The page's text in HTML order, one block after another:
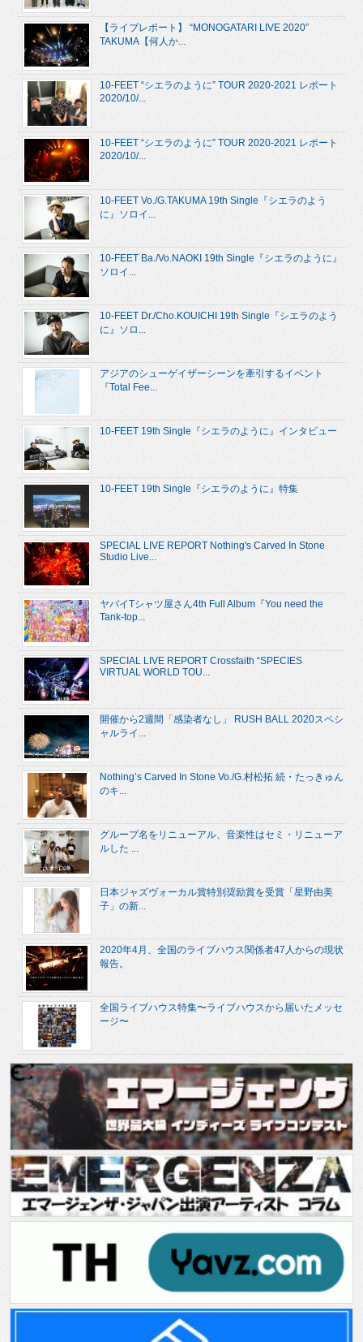
【ライブレポート】 “MONOGATARI LIVE 2020”
TAKUMA【何人か...
10-FEET “シエラのように” TOUR 2020-2021 レポート
2020/10/...
10-FEET “シエラのように” TOUR 2020-2021 レポート
2020/10/...
10-FEET Vo./G.TAKUMA 19th Single『シエラのよう
に』ソロイ...
10-FEET Ba./Vo.NAOKI 19th Single『シエラのように』
ソロイ...
10-FEET Dr./Cho.KOUICHI 19th Single『シエラのよう
に』ソロ...
アジアのシューゲイザーシーンを牽引するイベント
『Total Fee...
10-FEET 19th Single『シエラのように』インタビュー
10-FEET 19th Single『シエラのように』特集
SPECIAL LIVE REPORT Nothing's Carved In Stone
Studio Live...
ヤバイTシャツ屋さん4th Full Album『You need the
Tank-top...
SPECIAL LIVE REPORT Crossfaith “SPECIES
VIRTUAL WORLD TOU...
開催から2週間「感染者なし」 RUSH BALL 2020スペシ
ャルライ...
Nothing’s Carved In Stone Vo./G.村松拓 続・たっきゅん
のキ...
グループ名をリニューアル、音楽性はセミ・リニューア
ルした ...
日本ジャズヴォーカル賞特別奨励賞を受賞「星野由美
子」の新...
2020年4月、全国のライブハウス関係者47人からの現状
報告。
全国ライブハウス特集〜ライブハウスから届いたメッセ
ージ〜